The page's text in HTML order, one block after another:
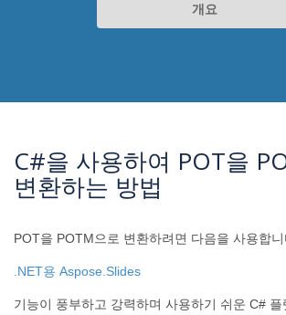
개요
C#을 사용하여 POT을
변환하는 방법
POT을 POTM으로 변환하려면 다음을 사용합니
.NET용 Aspose.Slides
기능이 풍부하고 강력하며 사용하기 쉬운 C#